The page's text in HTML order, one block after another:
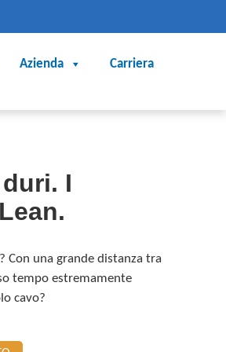
Azienda Carriera
I
una grande distanza tra
tempo estremamente
cavo?